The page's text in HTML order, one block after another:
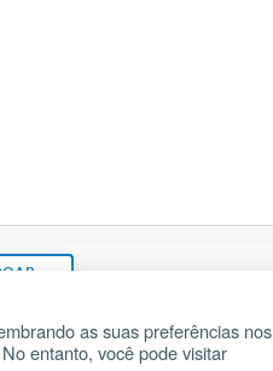
II Pedido de Oração
as suas preferências nos
entanto, você pode visitar